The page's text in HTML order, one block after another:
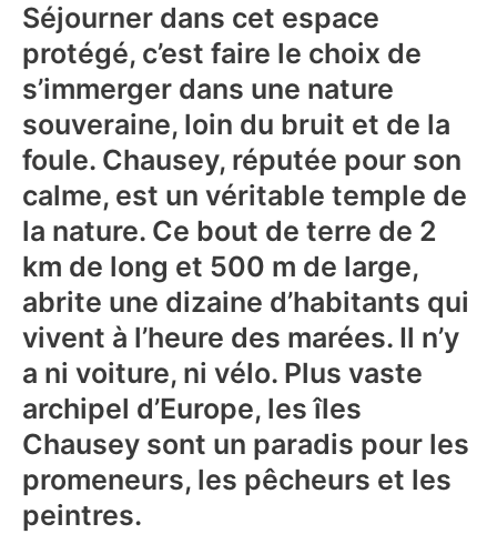
Séjourner dans cet espace
protégé, c’est faire le choix de
s’immerger dans une nature
souveraine, loin du bruit et de la
foule. Chausey, réputée pour son
calme, est un véritable temple de
la nature. Ce bout de terre de 2
km de long et 500 m de large,
abrite une dizaine d’habitants qui
vivent à l’heure des marées. Il n’y
a ni voiture, ni vélo. Plus vaste
archipel d’Europe, les îles
Chausey sont un paradis pour les
promeneurs, les pêcheurs et les
peintres.